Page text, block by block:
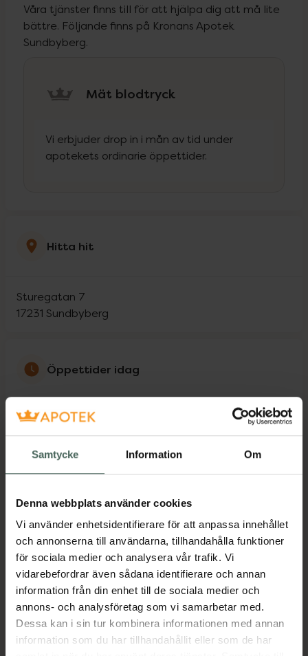
Samtycke Information Om
Denna webbplats använder cookies
Vi använder enhetsidentifierare för att anpassa innehållet
och annonserna till användarna, tillhandahålla funktioner
för sociala medier och analysera vår trafik. Vi
vidarebefordrar även sådana identifierare och annan
information från din enhet till de sociala medier och
annons- och analysföretag som vi samarbetar med.
Dessa kan i sin tur kombinera informationen med annan
information som du har tillhandahållit eller som de har
Våra tjänster finns till för att hjälpa dig att må lite
bättre. Följande finns på Kronans Apotek
Sundbyberg.
Mät blodtryck
Vi erbjuder drop in i mån av tid under
apotekets ordinarie öppettider.
Hitta hit
Sturegatan 7
17231 Sundbyberg
Öppettider idag
08:00-
Måndag 08:00-18:00
Onsdag 08:00-18:00
Torsdag 08:00-18:00
Fredag 08:00 -18:00
Lördag 10:00-15:00